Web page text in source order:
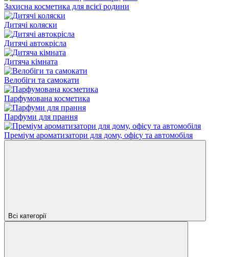
Захисна косметика для всієї родини
Дитячі коляски
Дитячі автокрісла
Дитяча кімната
Велобіги та самокати
Парфумована косметика
Парфуми для прання
Преміум ароматизатори для дому, офісу та автомобіля
Всі категорії